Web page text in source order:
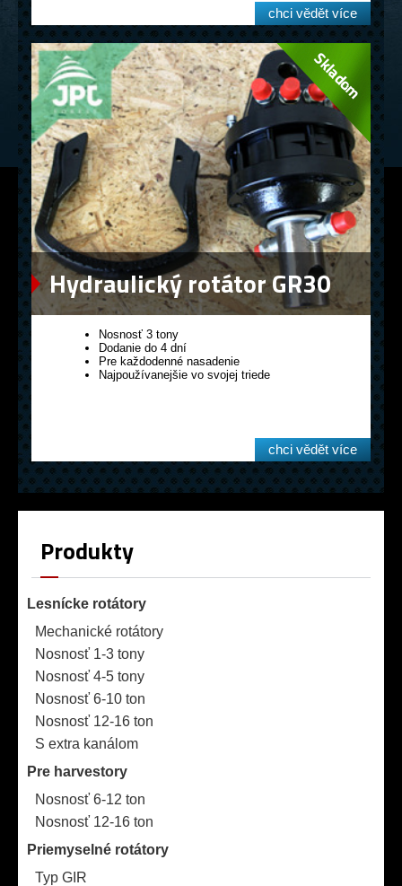
chci vědět více
Hydraulický rotátor GR30
Nosnosť 3 tony
Dodanie do 4 dní
Pre každodenné nasadenie
Najpoužívanejšie vo svojej triede
chci vědět více
Produkty
Lesnícke rotátory
Mechanické rotátory
Nosnosť 1-3 tony
Nosnosť 4-5 tony
Nosnosť 6-10 ton
Nosnosť 12-16 ton
S extra kanálom
Pre harvestory
Nosnosť 6-12 ton
Nosnosť 12-16 ton
Priemyselné rotátory
Typ GIR